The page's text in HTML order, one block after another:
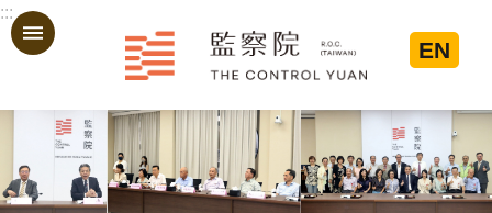
跳到主要內容區塊
:::
EN